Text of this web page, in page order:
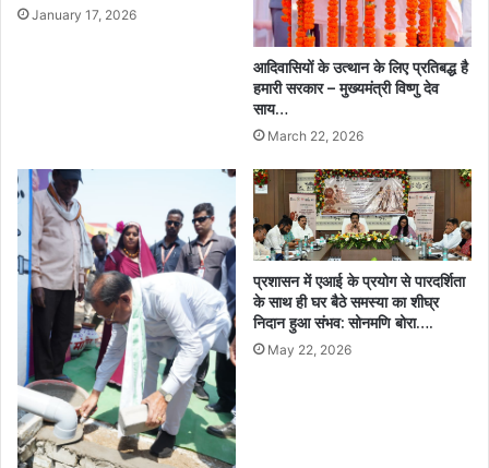
January 17, 2026
आदिवासियों के उत्थान के लिए प्रतिबद्ध है
हमारी सरकार – मुख्यमंत्री विष्णु देव
साय…
March 22, 2026
प्रशासन में एआई के प्रयोग से पारदर्शिता
के साथ ही घर बैठे समस्या का शीघ्र
निदान हुआ संभव: सोनमणि बोरा….
May 22, 2026